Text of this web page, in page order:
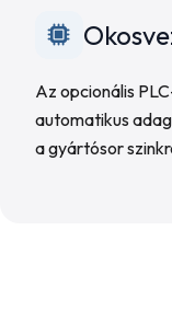
Az opcionális
automatikus
a gyártósor